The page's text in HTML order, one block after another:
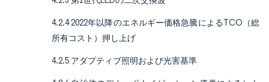
4.2.4 2022年以降のエネルギー価格急騰によるTCO（総
所有コスト）押し上げ
4.2.5 アダプティブ照明および光害基準